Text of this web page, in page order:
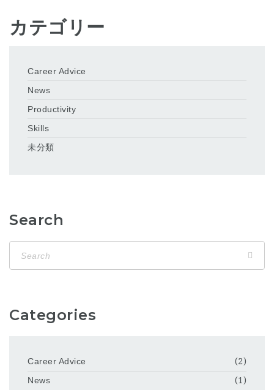
カテゴリー
Career Advice
News
Productivity
Skills
未分類
Search
Categories
Career Advice
(2)
News
(1)